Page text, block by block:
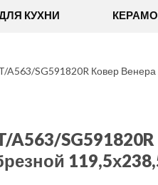
КУХНИ
A563/SG591820R Ковер
A563/